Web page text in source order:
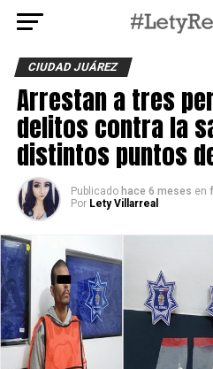
CIUDAD JUÁREZ
Arrestan a tres
delitos contra la
distintos puntos
Publicado hace 6 meses en
Por Lety Villarreal